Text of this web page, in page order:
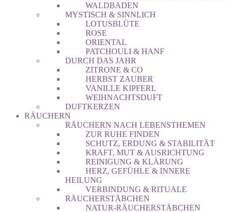
WALDBADEN
MYSTISCH & SINNLICH
LOTUSBLÜTE
ROSE
ORIENTAL
PATCHOULI & HANF
DURCH DAS JAHR
ZITRONE & CO
HERBST ZAUBER
VANILLE KIPFERL
WEIHNACHTSDUFT
DUFTKERZEN
RÄUCHERN
RÄUCHERN NACH LEBENSTHEMEN
ZUR RUHE FINDEN
SCHUTZ, ERDUNG & STABILITÄT
KRAFT, MUT & AUSRICHTUNG
REINIGUNG & KLÄRUNG
HERZ, GEFÜHLE & INNERE
HEILUNG
VERBINDUNG & RITUALE
RÄUCHERSTÄBCHEN
NATUR-RÄUCHERSTÄBCHEN